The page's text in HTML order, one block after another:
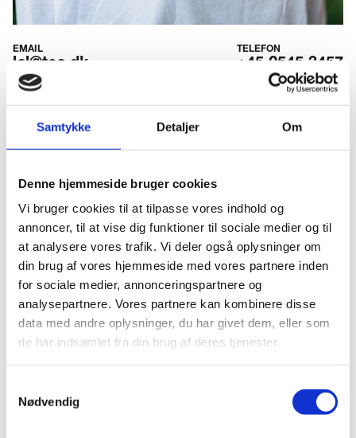
Samtykke Detaljer Om
Denne hjemmeside bruger cookies
Vi bruger cookies til at tilpasse vores indhold og
annoncer, til at vise dig funktioner til sociale medier og til
at analysere vores trafik. Vi deler også oplysninger om
din brug af vores hjemmeside med vores partnere inden
for sociale medier, annonceringspartnere og
analysepartnere. Vores partnere kan kombinere disse
data med andre oplysninger, du har givet dem, eller som
de har indsamlet fra din brug af deres tjenester.
Nødvendig
EMAIL
lcl@tec.dk
TELEFON
+45 2545 3457
Artikler
Grønt
kompetenceløft til
TEC og AARHUS
TECH